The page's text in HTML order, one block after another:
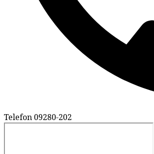
Telefon09280-202